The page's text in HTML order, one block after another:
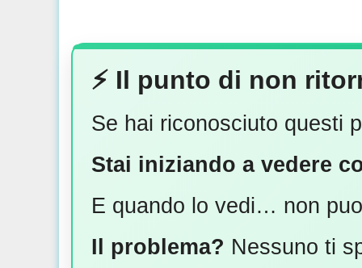
⚡️ Il punto di non
Se hai riconosciuto questi
Stai iniziando a vedere
E quando lo vedi… non
Il problema? Nessuno ti